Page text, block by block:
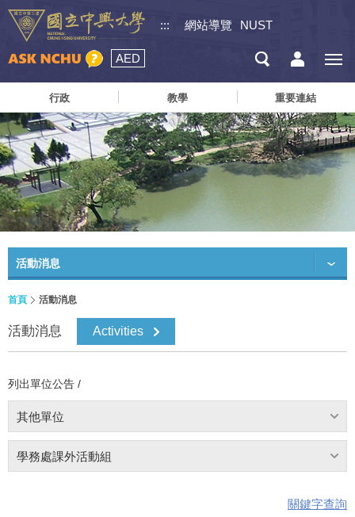
::: 網站導覽 NUST
AED
行政 教學 重要連結
活動消息
首頁 活動消息
活動消息 Activities
列出單位公告 /
其他單位
學務處課外活動組
關鍵字查詢